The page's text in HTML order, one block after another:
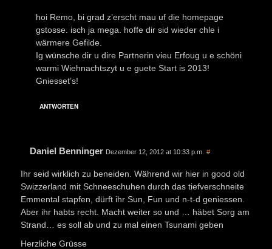
hoi Remo, bi grad z’erscht mau uf die homepage
gstosse. isch ja mega. hoffe dir sid wieder chle i
wärmere Gefilde.
Ig wünsche dir u dire Partnerin vieu Erfoug u e schöni
warmi Wiehnachtszyt u e guete Start is 2013!
Gniesset’s!
ANTWORTEN
Daniel Benninger Dezember 12, 2012 at 10:33 p.m. #
Ihr seid wirklich zu beneiden. Während wir hier in good old
Swizzerland mit Schneeschuhen durch das tiefverschneite
Emmental stapfen, dürft ihr Sun, Fun und n-t-d geniessen.
Aber ihr habts recht. Macht weiter so und … häbet Sorg am
Strand… es soll ab und zu mal einen Tsunami geben
Herzliche Grüsse